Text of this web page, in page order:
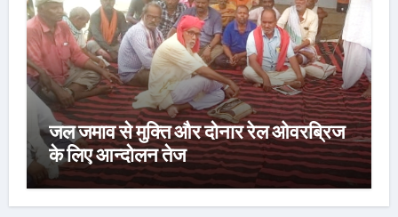
जल जमाव से मुक्ति और दोनार रेल ओवरब्रिज
के लिए आन्दोलन तेज